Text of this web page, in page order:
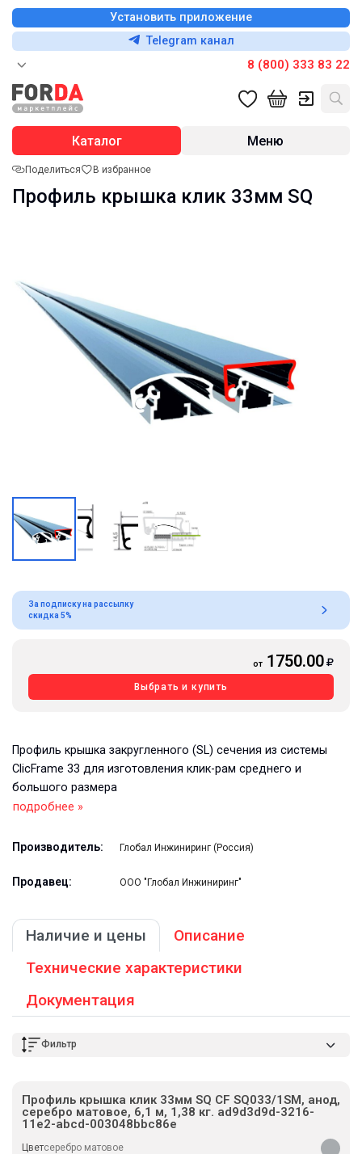
Установить приложение
Telegram канал
8 (800) 333 83 22
Каталог Меню
Поделиться В избранное
Профиль крышка клик 33мм SQ
За подписку на рассылку
скидка 5%
от 1750.00
Выбрать и купить
Профиль крышка закругленного (SL) сечения из системы
ClicFrame 33 для изготовления клик-рам среднего и
большого размера
подробнее »
Производитель: Глобал Инжиниринг (Россия)
Продавец: ООО "Глобал Инжиниринг"
Наличие и цены
Описание
Технические характеристики
Документация
Фильтр
Профиль крышка клик 33мм SQ CF SQ033/1SM, анод,
серебро матовое, 6,1 м, 1,38 кг. ad9d3d9d-3216-
11e2-abcd-003048bbc86e
Цветсеребро матовое